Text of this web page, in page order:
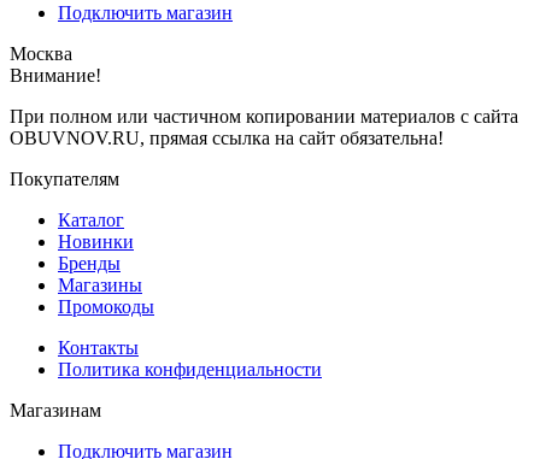
Подключить магазин
Москва
Внимание!
При полном или частичном копировании материалов с сайта
OBUVNOV.RU, прямая ссылка на сайт обязательна!
Покупателям
Каталог
Новинки
Бренды
Магазины
Промокоды
Контакты
Политика конфиденциальности
Магазинам
Подключить магазин